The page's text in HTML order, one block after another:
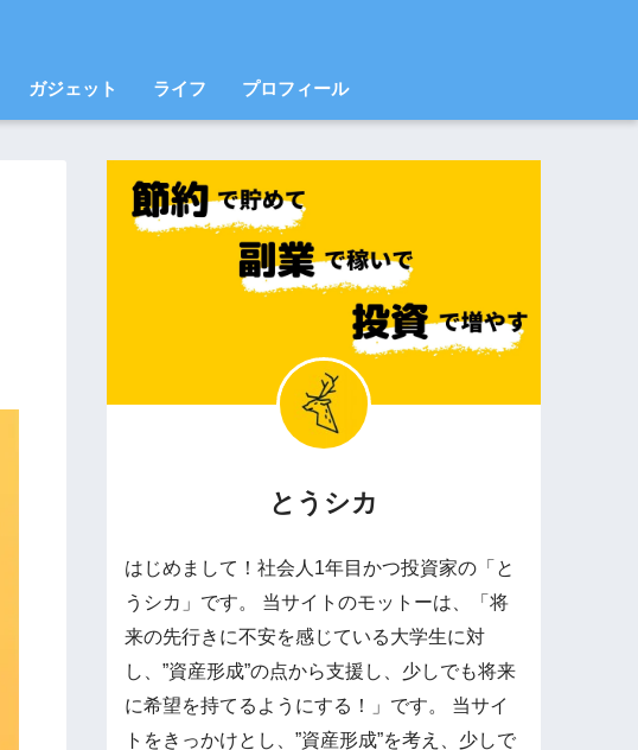
ガジェット ライフ プロフィール
とうシカ
はじめまして！社会人1年目かつ投資家の「と
うシカ」です。 当サイトのモットーは、「将
来の先行きに不安を感じている大学生に対
し、”資産形成”の点から支援し、少しでも将来
に希望を持てるようにする！」です。 当サイ
トをきっかけとし、”資産形成”を考え、少しで